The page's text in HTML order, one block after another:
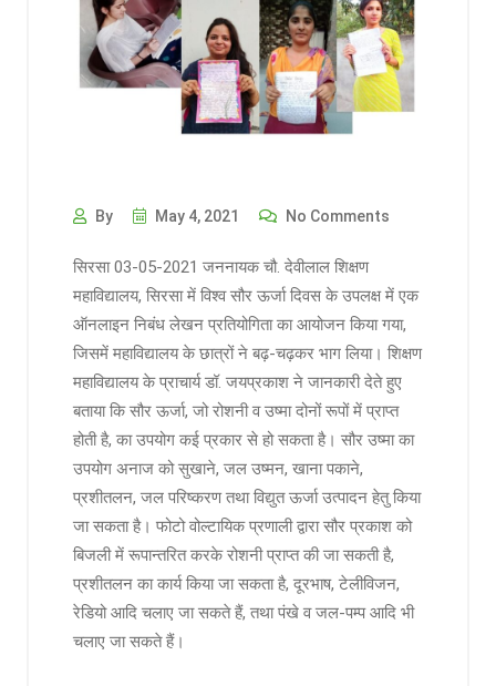
By May 4, 2021 No Comments
सिरसा 03-05-2021 जननायक चौ. देवीलाल शिक्षण
महाविद्यालय, सिरसा में विश्व सौर ऊर्जा दिवस के उपलक्ष में एक
ऑनलाइन निबंध लेखन प्रतियोगिता का आयोजन किया गया,
जिसमें महाविद्यालय के छात्रों ने बढ़-चढ़कर भाग लिया। शिक्षण
महाविद्यालय के प्राचार्य डॉ. जयप्रकाश ने जानकारी देते हुए
बताया कि सौर ऊर्जा, जो रोशनी व उष्मा दोनों रूपों में प्राप्त
होती है, का उपयोग कई प्रकार से हो सकता है। सौर उष्मा का
उपयोग अनाज को सुखाने, जल उष्मन, खाना पकाने,
प्रशीतलन, जल परिष्करण तथा विद्युत ऊर्जा उत्पादन हेतु किया
जा सकता है। फोटो वोल्टायिक प्रणाली द्वारा सौर प्रकाश को
बिजली में रूपान्तरित करके रोशनी प्राप्त की जा सकती है,
प्रशीतलन का कार्य किया जा सकता है, दूरभाष, टेलीविजन,
रेडियो आदि चलाए जा सकते हैं, तथा पंखे व जल-पम्प आदि भी
चलाए जा सकते हैं।